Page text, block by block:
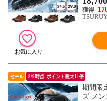
幅 3E
セール 8/9時点_ポイント最大11倍
期間限
ズ メン